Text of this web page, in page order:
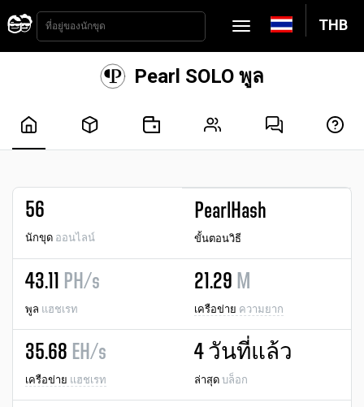
THB
Pearl SOLO พูล
56
นักขุด ออนไลน์
PearlHash
ขั้นตอนวิธี
43.11 PH/s
พูล แฮชเรท
21.29 M
เครือข่าย ความยาก
35.68 EH/s
เครือข่าย แฮชเรท
4 วันที่แล้ว
ล่าสุด บล็อก